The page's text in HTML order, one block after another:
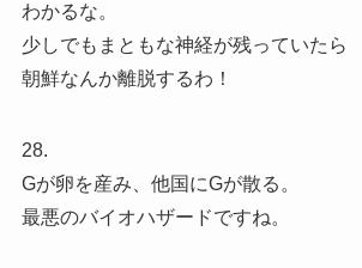
わかるな。
少しでもまともな神経が残っていたら
朝鮮なんか離脱するわ！
28.
Gが卵を産み、他国にGが散る。
最悪のバイオハザードですね。